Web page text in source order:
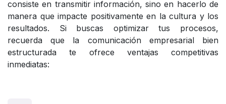
consiste en transmitir información, sino en hacerlo de
manera que impacte positivamente en la cultura y los
resultados. Si buscas optimizar tus procesos,
recuerda que la comunicación empresarial bien
estructurada te ofrece ventajas competitivas
inmediatas: